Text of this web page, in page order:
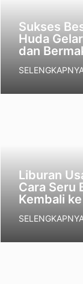
Sukses
Huda
dan
Liburan
Cara Seru
Kembali